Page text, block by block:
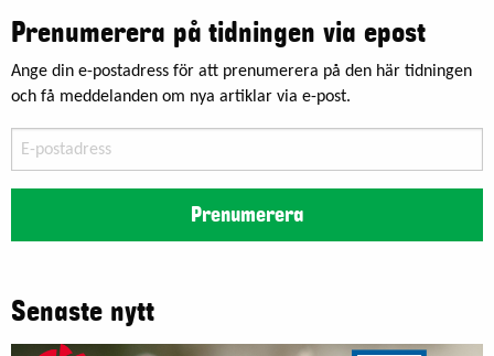
Prenumerera på tidningen via epost
Ange din e-postadress för att prenumerera på den här tidningen
och få meddelanden om nya artiklar via e-post.
postadress
Prenumerera
Senaste nytt